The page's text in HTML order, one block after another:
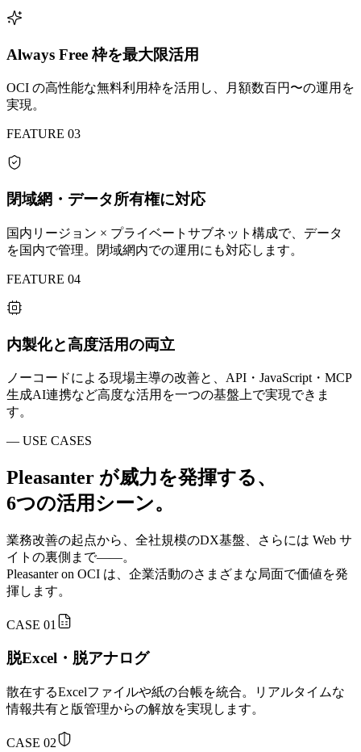
Always Free 枠を最大限活用
OCI の高性能な無料利用枠を活用し、月額数百円〜の運用を
実現。
FEATURE 03
閉域網・データ所有権に対応
国内リージョン × プライベートサブネット構成で、データ
を国内で管理。閉域網内での運用にも対応します。
FEATURE 04
内製化と高度活用の両立
ノーコードによる現場主導の改善と、API・JavaScript・MCP
生成AI連携など高度な活用を一つの基盤上で実現できま
す。
— USE CASES
Pleasanter が威力を発揮する、
6つの活用シーン。
業務改善の起点から、全社規模のDX基盤、さらには Web サ
イトの裏側まで——。
Pleasanter on OCI は、企業活動のさまざまな局面で価値を発
揮します。
CASE 01
脱Excel・脱アナログ
散在するExcelファイルや紙の台帳を統合。リアルタイムな
情報共有と版管理からの解放を実現します。
CASE 02